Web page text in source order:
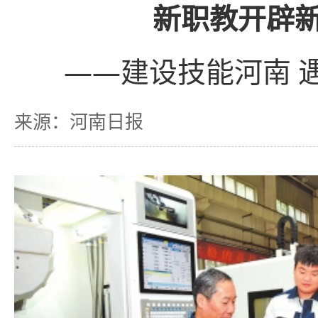
新职教开辟
——建设技能河南
来源：河南日报